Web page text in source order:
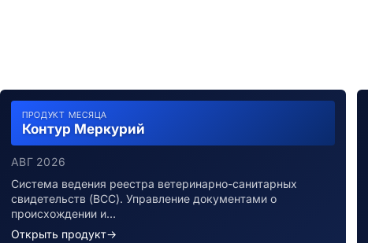
ПРОДУКТ МЕСЯЦА
Контур Меркурий
АВГ 2026
Система ведения реестра ветеринарно-санитарных
свидетельств (ВСС). Управление документами о
происхождении и…
Открыть продукт→